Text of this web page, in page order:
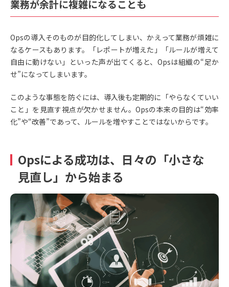
業務が余計に複雑になることも
Opsの導入そのものが目的化してしまい、かえって業務が煩雑に
なるケースもあります。「レポートが増えた」「ルールが増えて
自由に動けない」といった声が出てくると、Opsは組織の“足か
せ”になってしまいます。
このような事態を防ぐには、導入後も定期的に「やらなくていい
こと」を見直す視点が欠かせません。Opsの本来の目的は“効率
化”や“改善”であって、ルールを増やすことではないからです。
Opsによる成功は、日々の「小さな
見直し」から始まる